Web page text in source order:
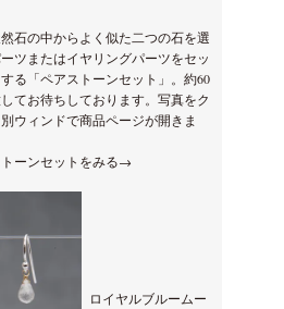
石の中からよく似た二つの石を選
ツまたはイヤリングパーツをセッ
る「ペアストーンセット」。約60
てお待ちしております。写真をク
ウィンドで商品ページが開きま
ーンセットをみる→
ロイヤルブルームー